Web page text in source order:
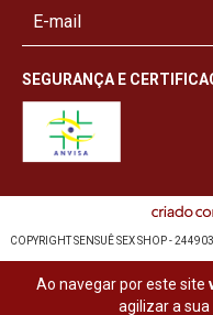
Ao navegar por este site
agilizar a sua
SEGURANÇA E
COPYRIGHT SENSUÊ SEX SHOP -